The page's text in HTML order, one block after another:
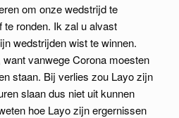
om onze wedstrijd te
te ronden. Ik zal u alvast
wedstrijden wist te winnen.
vanwege Corona moesten
staan. Bij verlies zou Layo zijn
slaan dus niet uit kunnen
hoe Layo zijn ergernissen